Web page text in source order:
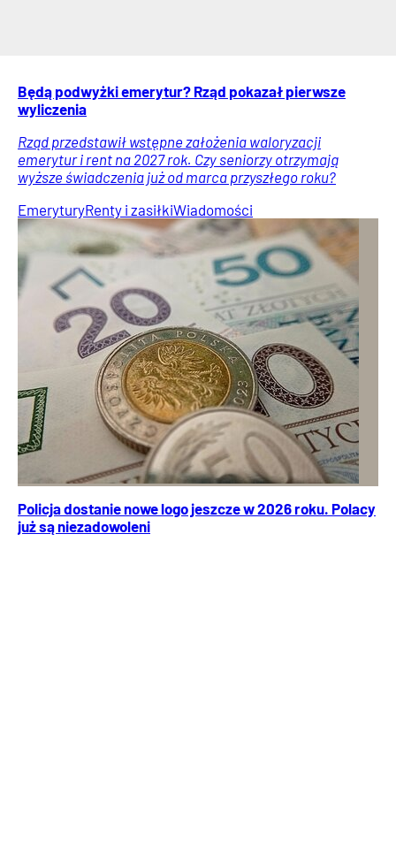
Będą podwyżki emerytur? Rząd pokazał pierwsze
wyliczenia
Rząd przedstawił wstępne założenia waloryzacji
emerytur i rent na 2027 rok. Czy seniorzy otrzymają
wyższe świadczenia już od marca przyszłego roku?
EmeryturyRenty i zasiłkiWiadomości
Policja dostanie nowe logo jeszcze w 2026 roku. Polacy
już są niezadowoleni